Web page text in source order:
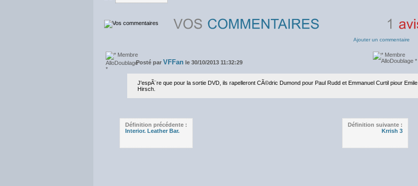
Ajouter un commentaire
Posté par VFFan le 30/10/2013 11:32:29
J'espÃ¨re que pour la sortie DVD, ils rapelleront CÃ©dric Dumond pour Paul Rudd et Emmanuel Curtil piour Emile
Hirsch.
Définition précédente :
Interior. Leather Bar.
Définition suivante :
Krrish 3